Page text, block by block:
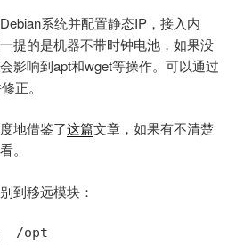
系统并配置静态IP，接入内
提的是机器不带时钟电池，如果没
影响到apt和wget等操作。可以通过
正。
地借鉴了这篇文章，如果有不清楚
。
到移远模块：
/opt